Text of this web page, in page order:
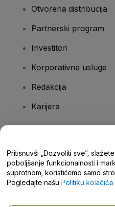
Otvorena distribucija
Partnerski program
Investitori
Korporativne usluge
Redakcija
Karijera
Centar za pomoć /
Pritisnuvši „Dozvoliti sve“,
poboljšanje funkcionalnosti i
suprotnom, koristićemo samo
Pogledajte našu Politiku kolačića